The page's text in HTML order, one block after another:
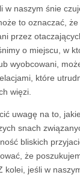
w naszym śnie
to oznaczać,
przez
o miejscu, w
wyobcowani,
które
więzi.
uwagę na to,
snach
bliskich
że
kolei, jeśli w